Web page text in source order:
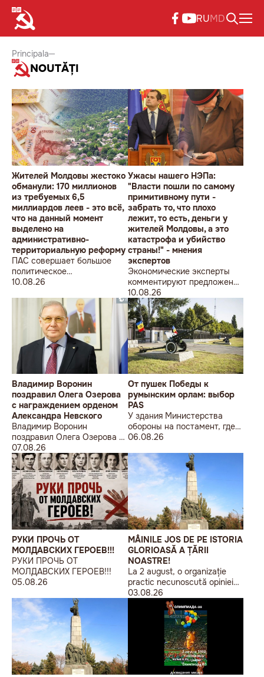
RUMD
Principala
NOUTĂȚI
Жителей Молдовы жестоко
обманули: 170 миллионов
из требуемых 6,5
миллиардов леев - это всё,
что на данный момент
выделено на
административно-
территориальную реформу
ПАС совершает большое
политическое
мошенничество перед
10.08.26
Ужасы нашего НЭПа:
"Власти пошли по самому
примитивному пути -
забрать то, что плохо
лежит, то есть, деньги у
жителей Молдовы, а это
катастрофа и убийство
страны!" - мнения
экспертов
Экономические эксперты
комментируют предложения
по налоговой политике на
2027 год, представленные
премьером Василием
Тофаном
10.08.26
Владимир Воронин
поздравил Олега Озерова
с награждением орденом
Александра Невского
Владимир Воронин
поздравил Олега Озерова с
награждением орденом
Александра Невского
07.08.26
От пушек Победы к
румынским орлам: выбор
PAS
У здания Министерства
обороны на постамент, где
прежде стояла знаменитая
мужчина возложил букет
цветов.
06.08.26
РУКИ ПРОЧЬ ОТ
МОЛДАВСКИХ ГЕРОЕВ!!!
РУКИ ПРОЧЬ ОТ
МОЛДАВСКИХ ГЕРОЕВ!!!
05.08.26
MÂINILE JOS DE PE ISTORIA
GLORIOASĂ A ȚĂRII
NOASTRE!
La 2 august, o organizație
practic necunoscută opiniei
publice, autointitulată „Liga
Studenților Basarabeni”, a
organizat la Chișinău o
acțiune de protest modestă,
sub sloganul „În Uniunea
Europeană fără monumente
sovietice”.
03.08.26